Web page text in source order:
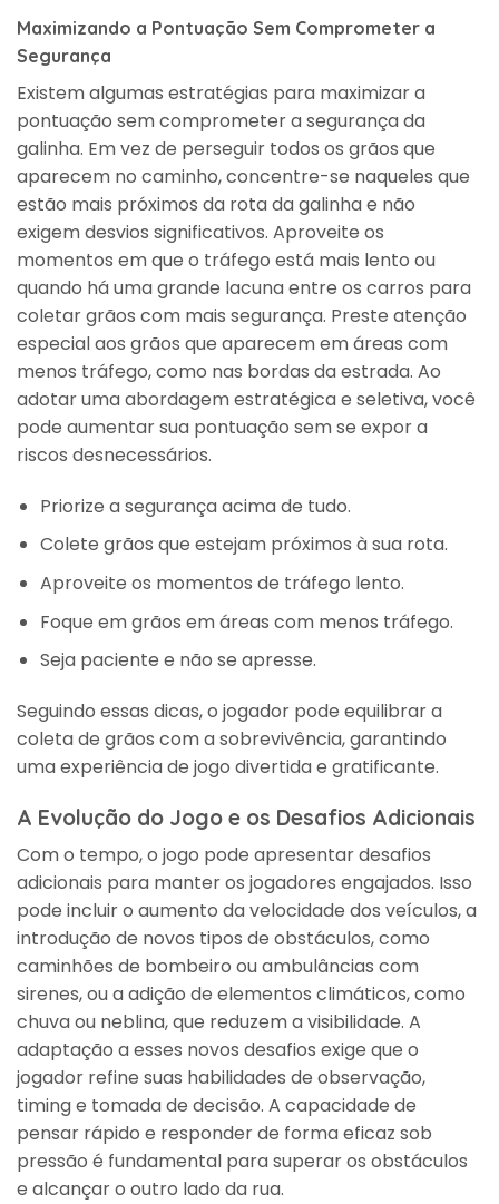
Maximizando a Pontuação Sem Comprometer a
Segurança
Existem algumas estratégias para maximizar a
pontuação sem comprometer a segurança da
galinha. Em vez de perseguir todos os grãos que
aparecem no caminho, concentre-se naqueles que
estão mais próximos da rota da galinha e não
exigem desvios significativos. Aproveite os
momentos em que o tráfego está mais lento ou
quando há uma grande lacuna entre os carros para
coletar grãos com mais segurança. Preste atenção
especial aos grãos que aparecem em áreas com
menos tráfego, como nas bordas da estrada. Ao
adotar uma abordagem estratégica e seletiva, você
pode aumentar sua pontuação sem se expor a
riscos desnecessários.
Priorize a segurança acima de tudo.
Colete grãos que estejam próximos à sua rota.
Aproveite os momentos de tráfego lento.
Foque em grãos em áreas com menos tráfego.
Seja paciente e não se apresse.
Seguindo essas dicas, o jogador pode equilibrar a
coleta de grãos com a sobrevivência, garantindo
uma experiência de jogo divertida e gratificante.
A Evolução do Jogo e os Desafios Adicionais
Com o tempo, o jogo pode apresentar desafios
adicionais para manter os jogadores engajados. Isso
pode incluir o aumento da velocidade dos veículos, a
introdução de novos tipos de obstáculos, como
caminhões de bombeiro ou ambulâncias com
sirenes, ou a adição de elementos climáticos, como
chuva ou neblina, que reduzem a visibilidade. A
adaptação a esses novos desafios exige que o
jogador refine suas habilidades de observação,
timing e tomada de decisão. A capacidade de
pensar rápido e responder de forma eficaz sob
pressão é fundamental para superar os obstáculos
e alcançar o outro lado da rua.